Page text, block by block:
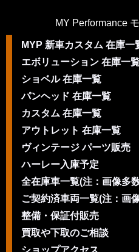
MY Performance
MYP 新車カスタム 在庫一
エボリューション 在庫一
ショベル 在庫一覧
パンヘッド 在庫一覧
カスタム 在庫一覧
アウトレット 在庫一覧
ヴィンテージ パーツ販売
ハーレー入庫予定
全在庫車一覧(注：画像多
ご契約済車両一覧(注：画
整備・保証付販売
買取や下取のご相談
ショップアクセス